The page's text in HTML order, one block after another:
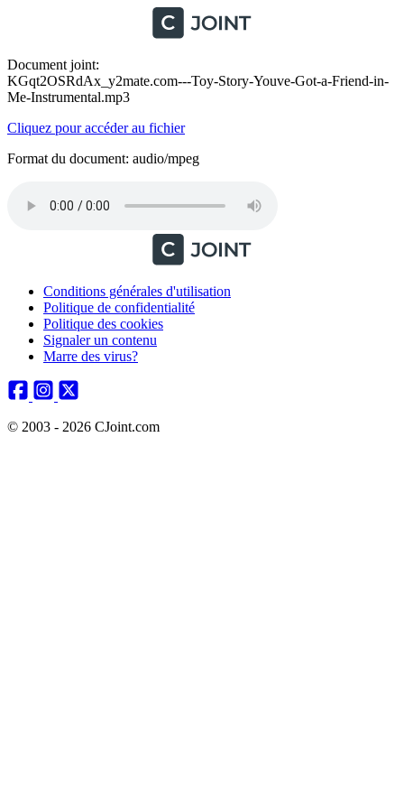
Document joint:
KGqt2OSRdAx_y2mate.com---Toy-Story-Youve-Got-a-Friend-in-
Me-Instrumental.mp3
Cliquez pour accéder au fichier
Format du document: audio/mpeg
Conditions générales d'utilisation
Politique de confidentialité
Politique des cookies
Signaler un contenu
Marre des virus?
© 2003 - 2026 CJoint.com